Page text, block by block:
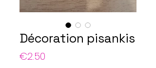
Décoration pisankis
€2.50